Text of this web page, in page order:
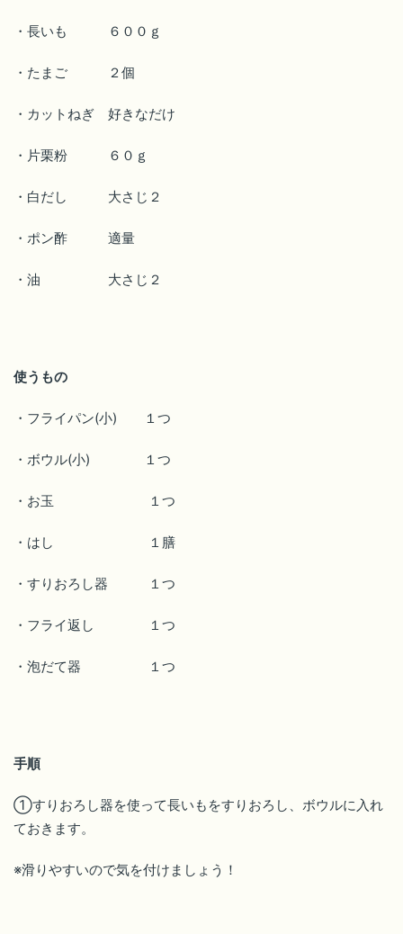
・長いも ６００ｇ
・たまご ２個
・カットねぎ 好きなだけ
・片栗粉 ６０ｇ
・白だし 大さじ２
・ポン酢 適量
・油 大さじ２
使うもの
・フライパン(小) １つ
・ボウル(小) １つ
・お玉 １つ
・はし １膳
・すりおろし器 １つ
・フライ返し １つ
・泡だて器 １つ
手順
①すりおろし器を使って長いもをすりおろし、ボウルに入れ
ておきます。
※滑りやすいので気を付けましょう！